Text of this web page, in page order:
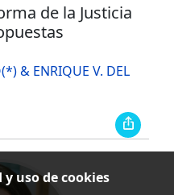
de la Justicia
& ENRIQUE V. DEL
uso de cookies